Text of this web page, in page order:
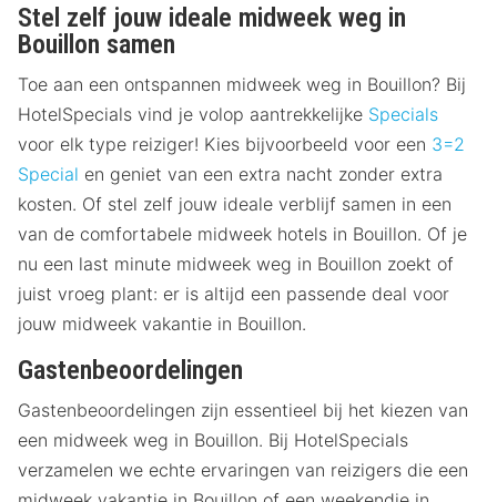
Stel zelf jouw ideale midweek weg in
Bouillon samen
Toe aan een ontspannen midweek weg in Bouillon? Bij
HotelSpecials vind je volop aantrekkelijke Specials
voor elk type reiziger! Kies bijvoorbeeld voor een 3=2
Special en geniet van een extra nacht zonder extra
kosten. Of stel zelf jouw ideale verblijf samen in een
van de comfortabele midweek hotels in Bouillon. Of je
nu een last minute midweek weg in Bouillon zoekt of
juist vroeg plant: er is altijd een passende deal voor
jouw midweek vakantie in Bouillon.
Gastenbeoordelingen
Gastenbeoordelingen zijn essentieel bij het kiezen van
een midweek weg in Bouillon. Bij HotelSpecials
verzamelen we echte ervaringen van reizigers die een